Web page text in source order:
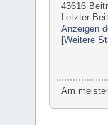
43616
Letzter
Anzeigen
[Weitere
Am